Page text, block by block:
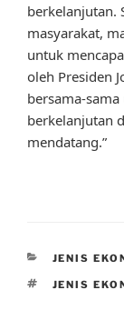
berkelanjutan.
masyarakat,
untuk
oleh Presiden
bersama-
berkelanjutan
mendatang.”
JENIS
TAGS
JENIS